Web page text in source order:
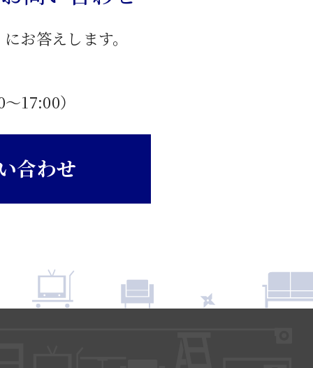
お答えします。
〜17:00）
合わせ